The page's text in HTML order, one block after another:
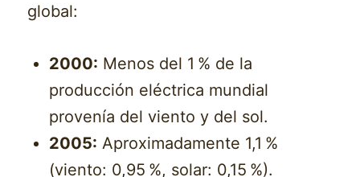
global:
2000: Menos del 1 % de la
producción eléctrica mundial
provenía del viento y del sol.
2005: Aproximadamente 1,1 %
(viento: 0,95 %, solar: 0,15 %).